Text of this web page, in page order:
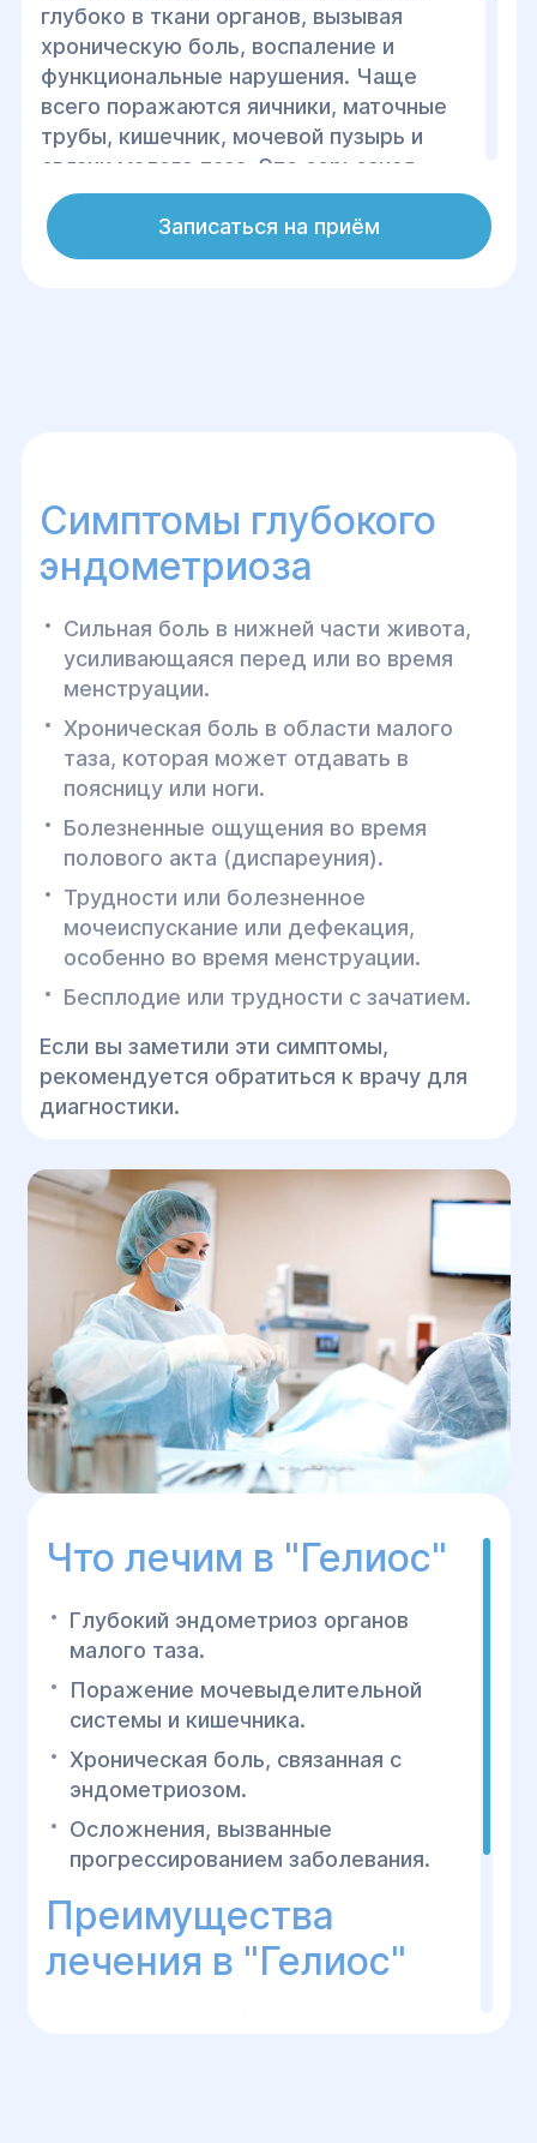
глубоко в ткани органов, вызывая
хроническую боль, воспаление и
функциональные нарушения. Чаще
всего поражаются яичники, маточные
трубы, кишечник, мочевой пузырь и
связки малого таза. Это серьезная
патология, которая требует
своевременной диагностики и лечения.
В Центре хирургии и реабилитации
Записаться на приём
Симптомы глубокого
эндометриоза
Сильная боль в нижней части живота,
усиливающаяся перед или во время
менструации.
Хроническая боль в области малого
таза, которая может отдавать в
поясницу или ноги.
Болезненные ощущения во время
полового акта (диспареуния).
Трудности или болезненное
мочеиспускание или дефекация,
особенно во время менструации.
Бесплодие или трудности с зачатием.
Если вы заметили эти симптомы,
рекомендуется обратиться к врачу для
диагностики.
Что лечим в "Гелиос"
Глубокий эндометриоз органов
малого таза.
Поражение мочевыделительной
системы и кишечника.
Хроническая боль, связанная с
эндометриозом.
Осложнения, вызванные
прогрессированием заболевания.
Преимущества
лечения в "Гелиос"
Современное оборудование для